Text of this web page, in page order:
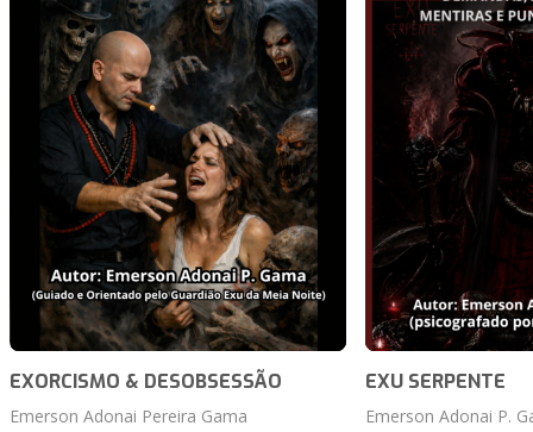
EXORCISMO & DESOBSESSÃO
Emerson Adonai Pereira Gama
EXU SERPENTE
Emerson Adonai P.